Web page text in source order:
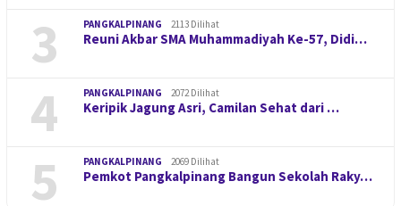
3 PANGKALPINANG 2113 Dilihat
Reuni Akbar SMA Muhammadiyah Ke-57, Didi…
4 PANGKALPINANG 2072 Dilihat
Keripik Jagung Asri, Camilan Sehat dari …
5 PANGKALPINANG 2069 Dilihat
Pemkot Pangkalpinang Bangun Sekolah Raky…